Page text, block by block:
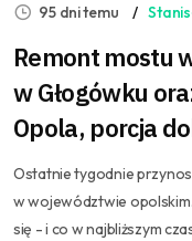
95 dni temu
Remont mostu
w Głogówku
Opola, porcja
Ostatnie tygodnie
w województwie
się - i co w najbliższym